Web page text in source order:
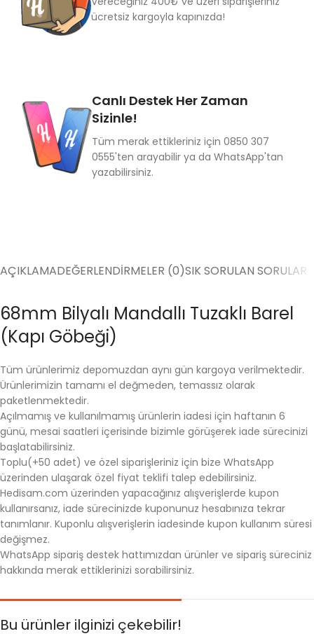
ücretsiz kargoyla kapınızda!
Canlı Destek Her Zaman
Sizinle!
Tüm merak ettikleriniz için 0850 307
0555'ten arayabilir ya da WhatsApp'tan
yazabilirsiniz.
AÇIKLAMADEĞERLENDIRMELER (0)SIK SORULAN SORULAR
68mm Bilyalı Mandallı Tuzaklı Barel
(Kapı Göbeği)
Tüm ürünlerimiz depomuzdan aynı gün kargoya verilmektedir.
Ürünlerimizin tamamı el değmeden, temassız olarak
paketlenmektedir.
Açılmamış ve kullanılmamış ürünlerin iadesi için haftanın 6
günü, mesai saatleri içerisinde bizimle görüşerek iade sürecinizi
başlatabilirsiniz.
Toplu(+50 adet) ve özel siparişleriniz için bize WhatsApp
üzerinden ulaşarak özel fiyat teklifi talep edebilirsiniz.
Hedisam.com üzerinden yapacağınız alışverişlerde kupon
kullanırsanız, iade sürecinizde kuponunuz hesabınıza tekrar
tanımlanır. Kuponlu alışverişlerin iadesinde kupon kullanım süresi
değişmez.
WhatsApp sipariş destek hattımızdan ürünler ve sipariş süreciniz
hakkında merak ettiklerinizi sorabilirsiniz.
Bu ürünler ilginizi çekebilir!